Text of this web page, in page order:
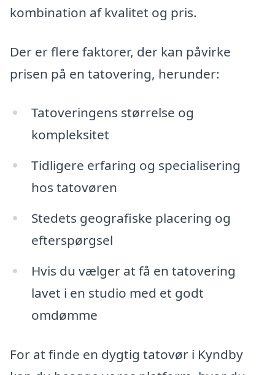
kombination af kvalitet og pris.
Der er flere faktorer, der kan påvirke
prisen på en tatovering, herunder:
Tatoveringens størrelse og
kompleksitet
Tidligere erfaring og specialisering
hos tatovøren
Stedets geografiske placering og
efterspørgsel
Hvis du vælger at få en tatovering
lavet i en studio med et godt
omdømme
For at finde en dygtig tatovør i Kyndby